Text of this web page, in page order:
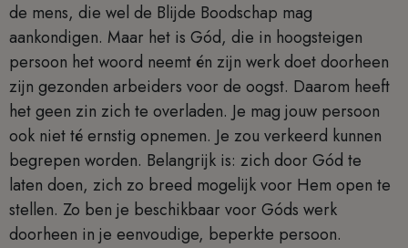
de mens, die wel de Blijde Boodschap mag
aankondigen. Maar het is Gód, die in hoogsteigen
persoon het woord neemt én zijn werk doet doorheen
zijn gezonden arbeiders voor de oogst. Daarom heeft
het geen zin zich te overladen. Je mag jouw persoon
ook niet té ernstig opnemen. Je zou verkeerd kunnen
begrepen worden. Belangrijk is: zich door Gód te
laten doen, zich zo breed mogelijk voor Hem open te
stellen. Zo ben je beschikbaar voor Góds werk
doorheen in je eenvoudige, beperkte persoon.